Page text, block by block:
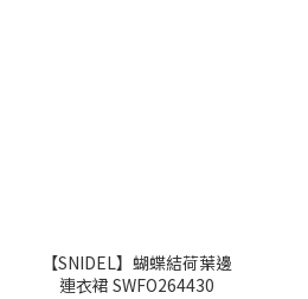
【SNIDEL】蝴蝶結荷葉邊
連衣裙 SWFO264430